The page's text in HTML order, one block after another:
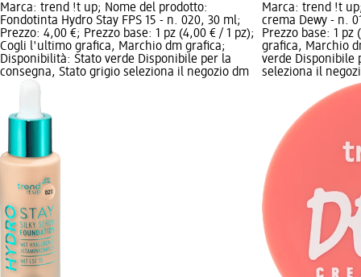
Marca: trend !t up; Nome del prodotto:
Fondotinta Hydro Stay FPS 15 - n. 020, 30 ml;
Prezzo: 4,00 €; Prezzo base: 1 pz (4,00 € / 1 pz);
Cogli l'ultimo grafica, Marchio dm grafica;
Disponibilità: Stato verde Disponibile per la
consegna, Stato grigio seleziona il negozio dm
Marca: trend !t
crema Dewy - n.
Prezzo base: 1
grafica, Marchio
verde Disponibile
seleziona il